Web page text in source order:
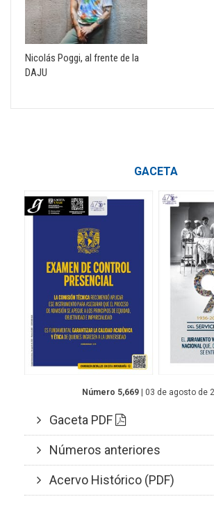
Nicolás Poggi, al frente de la
DAJU
GACETA
Número 5,669 | 03 de agosto de
Gaceta PDF
Números anteriores
Acervo Histórico (PDF)